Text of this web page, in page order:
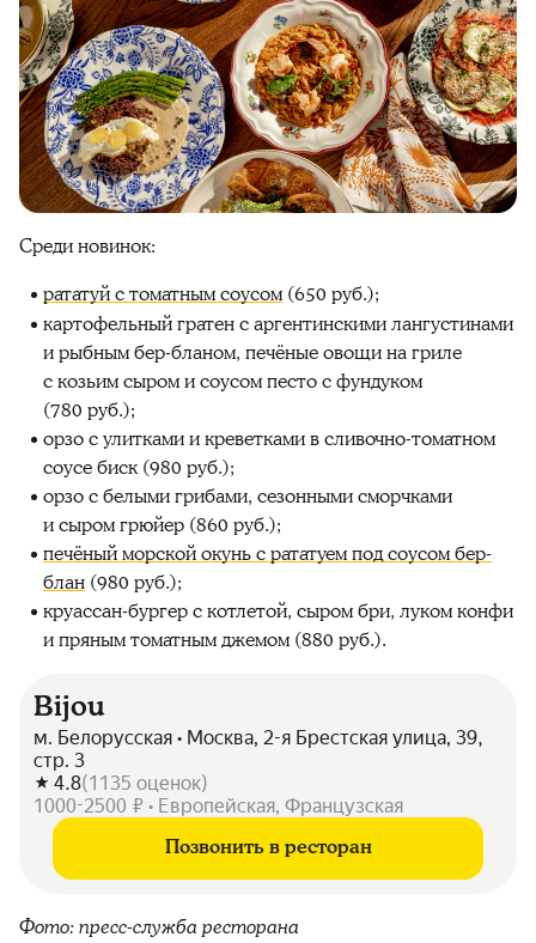
Среди новинок:
рататуй с томатным соусом (650 руб.);
картофельный гратен с аргентинскими лангустинами
и рыбным бер-бланом, печёные овощи на гриле
с козьим сыром и соусом песто с фундуком
(780 руб.);
орзо с улитками и креветками в сливочно-томатном
соусе биск (980 руб.);
орзо с белыми грибами, сезонными сморчками
и сыром грюйер (860 руб.);
печёный морской окунь с рататуем под соусом бер-
блан (980 руб.);
круассан-бургер с котлетой, сыром бри, луком конфи
и пряным томатным джемом (880 руб.).
Bijou
м. Белорусская • Москва, 2-я Брестская улица, 39,
стр. 3
4.8(1135 оценок)
1000-2500 ₽ • Европейская, Французская
Позвонить в ресторан
Фото: пресс-служба ресторана